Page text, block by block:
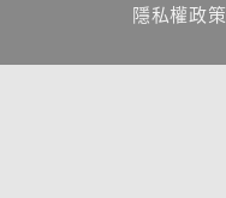
隱私權政策